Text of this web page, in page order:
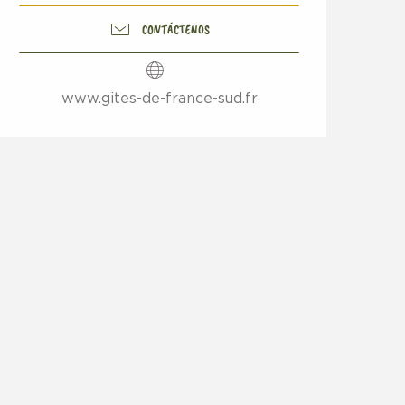
CONTÁCTENOS
www.gites-de-france-sud.fr